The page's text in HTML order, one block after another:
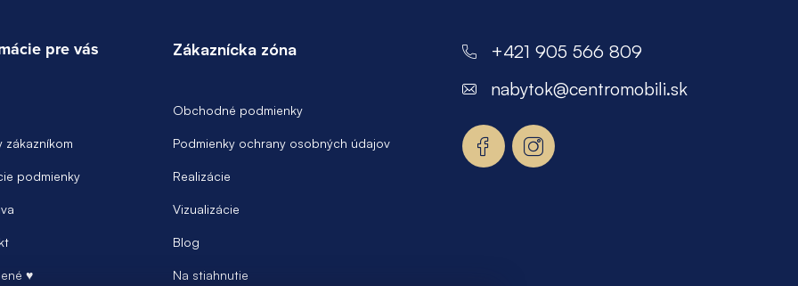
pre vás
zákazníkom
podmienky
♥
Zákaznícka zóna
Obchodné podmienky
Podmienky ochrany osobných údajov
Realizácie
Vizualizácie
Blog
Na stiahnutie
+421 905 566 809
nabytok@centromobili.sk